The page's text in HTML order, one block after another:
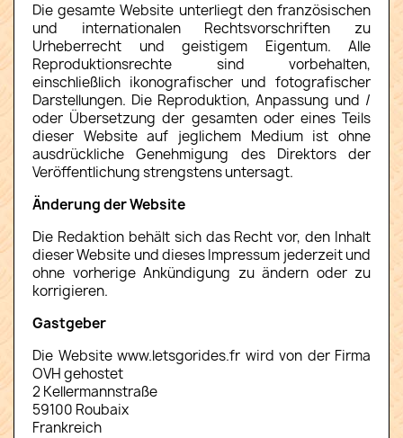
Die gesamte Website unterliegt den französischen
und internationalen Rechtsvorschriften zu
Urheberrecht und geistigem Eigentum. Alle
Reproduktionsrechte sind vorbehalten,
einschließlich ikonografischer und fotografischer
Darstellungen. Die Reproduktion, Anpassung und /
oder Übersetzung der gesamten oder eines Teils
dieser Website auf jeglichem Medium ist ohne
ausdrückliche Genehmigung des Direktors der
Veröffentlichung strengstens untersagt.
Änderung der Website
Die Redaktion behält sich das Recht vor, den Inhalt
dieser Website und dieses Impressum jederzeit und
ohne vorherige Ankündigung zu ändern oder zu
korrigieren.
Gastgeber
Die Website www.letsgorides.fr wird von der Firma
OVH gehostet
2 Kellermannstraße
59100 Roubaix
Frankreich